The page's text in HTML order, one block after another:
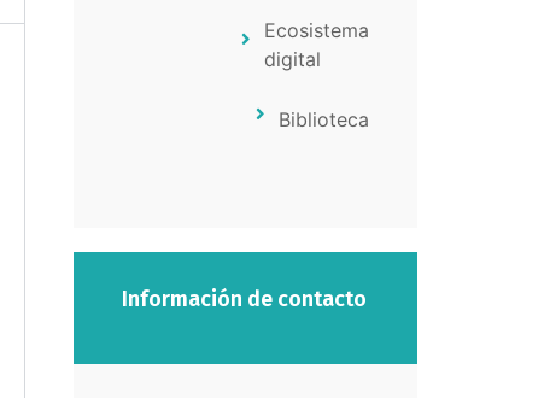
Ecosistema
digital
Biblioteca
Información de contacto